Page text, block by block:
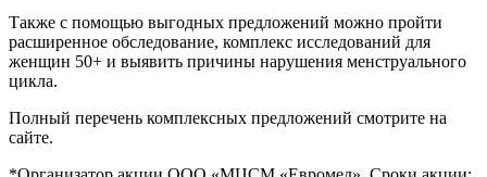
Также с помощью выгодных предложений можно пройти
расширенное обследование, комплекс исследований для
женщин 50+ и выявить причины нарушения менструального
цикла.
Полный перечень комплексных предложений смотрите на
сайте.